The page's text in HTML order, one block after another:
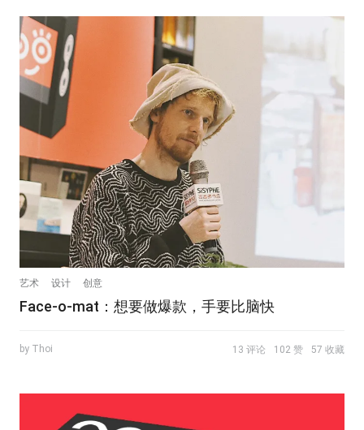
艺术 设计 创意
Face-o-mat：想要做爆款，手要比脑快
by Thoi 13 评论 102 赞 57 收藏